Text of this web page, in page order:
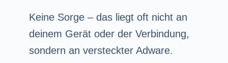
Keine Sorge – das liegt oft nicht an
deinem Gerät oder der Verbindung,
sondern an versteckter Adware.